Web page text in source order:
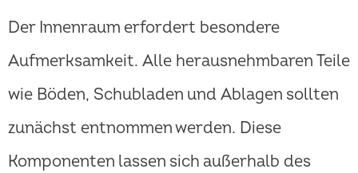
Der Innenraum erfordert besondere
Aufmerksamkeit. Alle herausnehmbaren Teile
wie Böden, Schubladen und Ablagen sollten
zunächst entnommen werden. Diese
Komponenten lassen sich außerhalb des